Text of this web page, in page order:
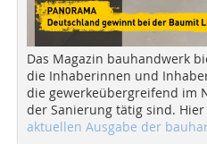
Das Magazin bauhandwerk
die Inhaberinnen und
die gewerkeübergreifend im
der Sanierung tätig sind.
aktuellen Ausgabe der